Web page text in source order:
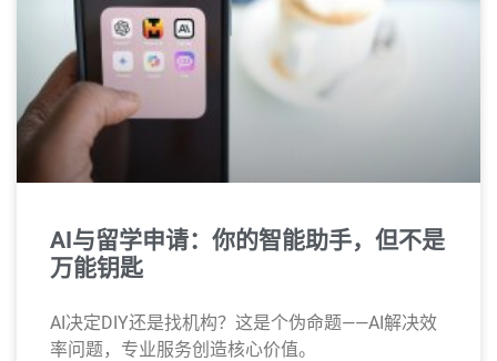
AI与留学申请：你的智能助手，但不是
万能钥匙
AI决定DIY还是找机构？这是个伪命题——AI解决效
率问题，专业服务创造核心价值。